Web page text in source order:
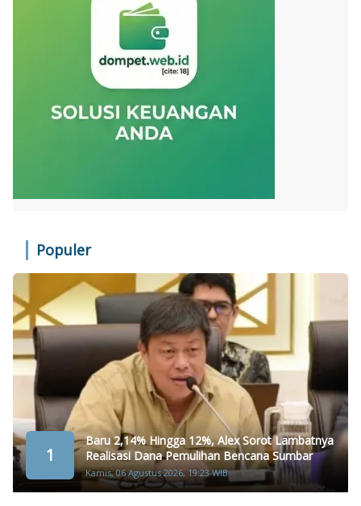
Populer
1
Baru 2,14% Hingga 12%, Alex Sorot Lambatnya
Realisasi Dana Pemulihan Bencana Sumbar
Kamis, 06 Agustus 2026, 19:23 WIB